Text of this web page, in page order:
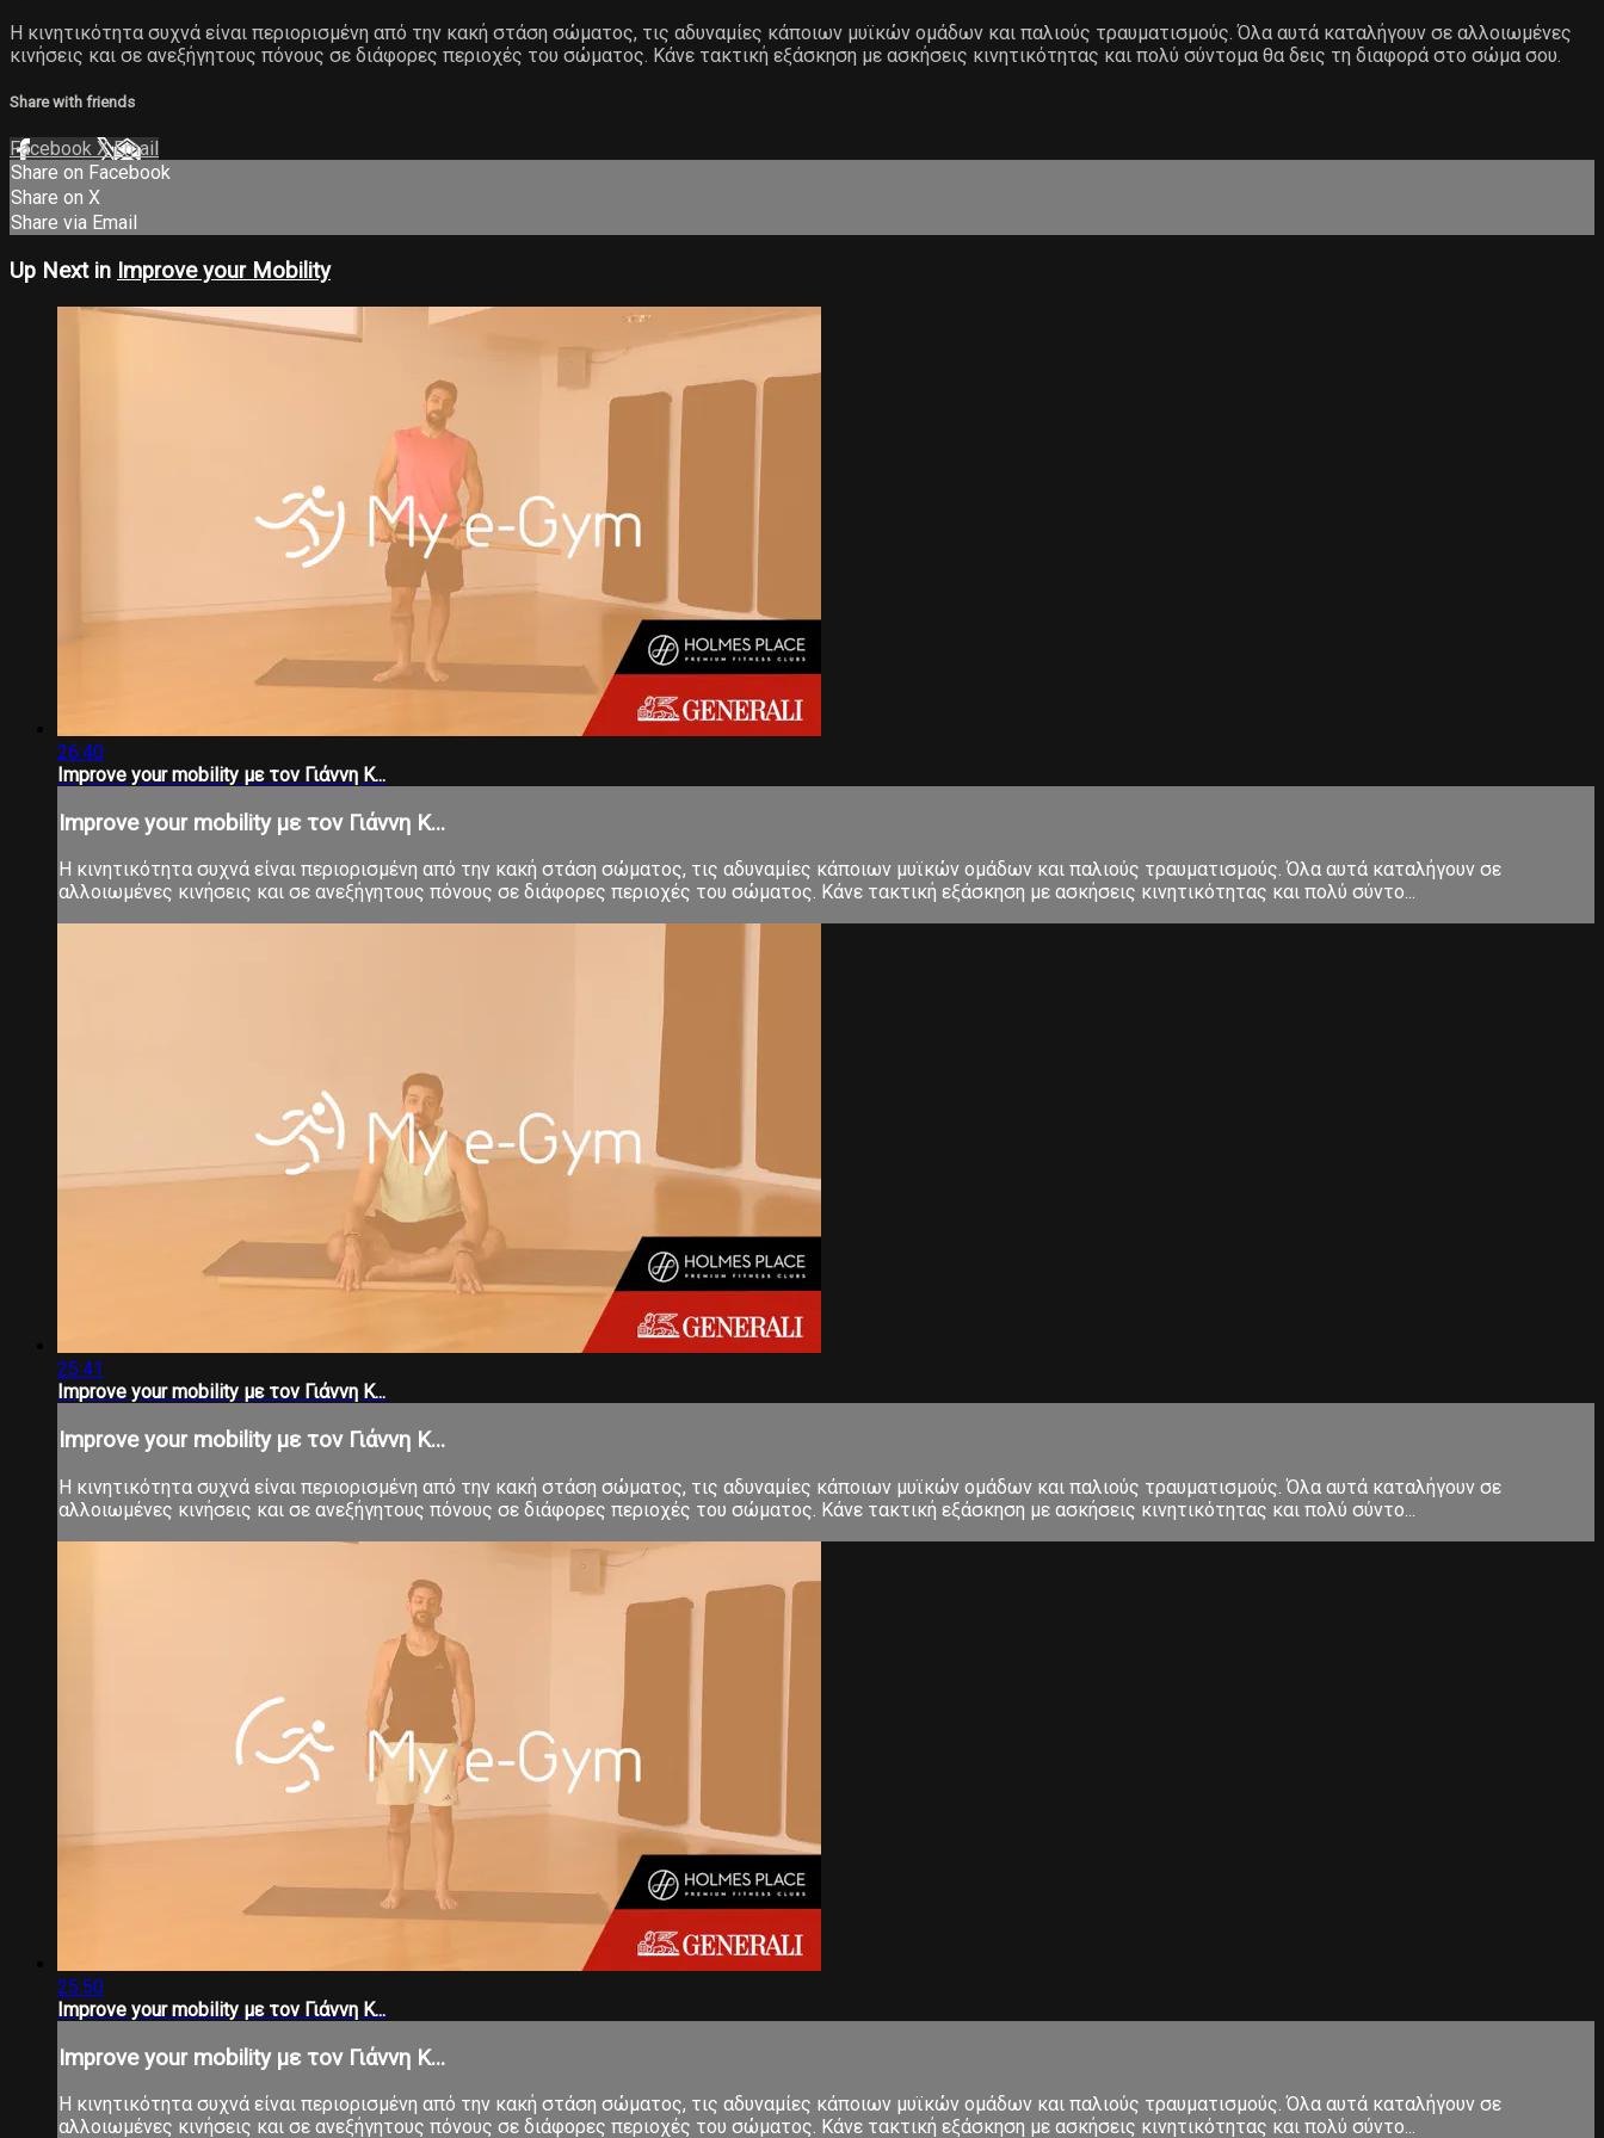
Η κινητικότητα συχνά είναι περιορισμένη από την κακή στάση σώματος, τις αδυναμίες κάποιων μυϊκών ομάδων και παλιούς τραυματισμούς. Όλα αυτά καταλήγουν σε αλλοιωμένες
κινήσεις και σε ανεξήγητους πόνους σε διάφορες περιοχές του σώματος. Κάνε τακτική εξάσκηση με ασκήσεις κινητικότητας και πολύ σύντομα θα δεις τη διαφορά στο σώμα σου.
Share with friends
Facebook XEmail
Share on Facebook
Share on X
Share via Email
Up Next in Improve your Mobility
26:40
Improve your mobility με τον Γιάννη Κ...
Improve your mobility με τον Γιάννη Κ...
Η κινητικότητα συχνά είναι περιορισμένη από την κακή στάση σώματος, τις αδυναμίες κάποιων μυϊκών ομάδων και παλιούς τραυματισμούς. Όλα αυτά καταλήγουν σε
αλλοιωμένες κινήσεις και σε ανεξήγητους πόνους σε διάφορες περιοχές του σώματος. Κάνε τακτική εξάσκηση με ασκήσεις κινητικότητας και πολύ σύντο...
25:41
Improve your mobility με τον Γιάννη Κ...
Improve your mobility με τον Γιάννη Κ...
Η κινητικότητα συχνά είναι περιορισμένη από την κακή στάση σώματος, τις αδυναμίες κάποιων μυϊκών ομάδων και παλιούς τραυματισμούς. Όλα αυτά καταλήγουν σε
αλλοιωμένες κινήσεις και σε ανεξήγητους πόνους σε διάφορες περιοχές του σώματος. Κάνε τακτική εξάσκηση με ασκήσεις κινητικότητας και πολύ σύντο...
25:50
Improve your mobility με τον Γιάννη Κ...
Improve your mobility με τον Γιάννη Κ...
Η κινητικότητα συχνά είναι περιορισμένη από την κακή στάση σώματος, τις αδυναμίες κάποιων μυϊκών ομάδων και παλιούς τραυματισμούς. Όλα αυτά καταλήγουν σε
αλλοιωμένες κινήσεις και σε ανεξήγητους πόνους σε διάφορες περιοχές του σώματος. Κάνε τακτική εξάσκηση με ασκήσεις κινητικότητας και πολύ σύντο...